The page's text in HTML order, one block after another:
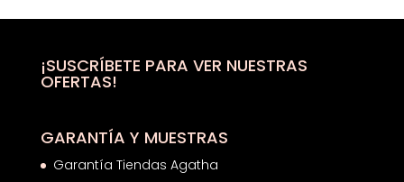
desde
hasta
¡SUSCRÍBETE PARA VER NUESTRAS
OFERTAS!
GARANTÍA Y MUESTRAS
Garantía Tiendas Agatha